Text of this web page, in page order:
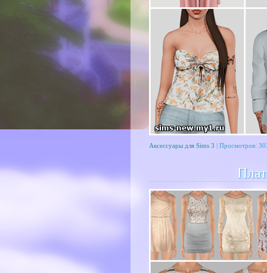
Аксессуары для Sims 3 | Просмотров: